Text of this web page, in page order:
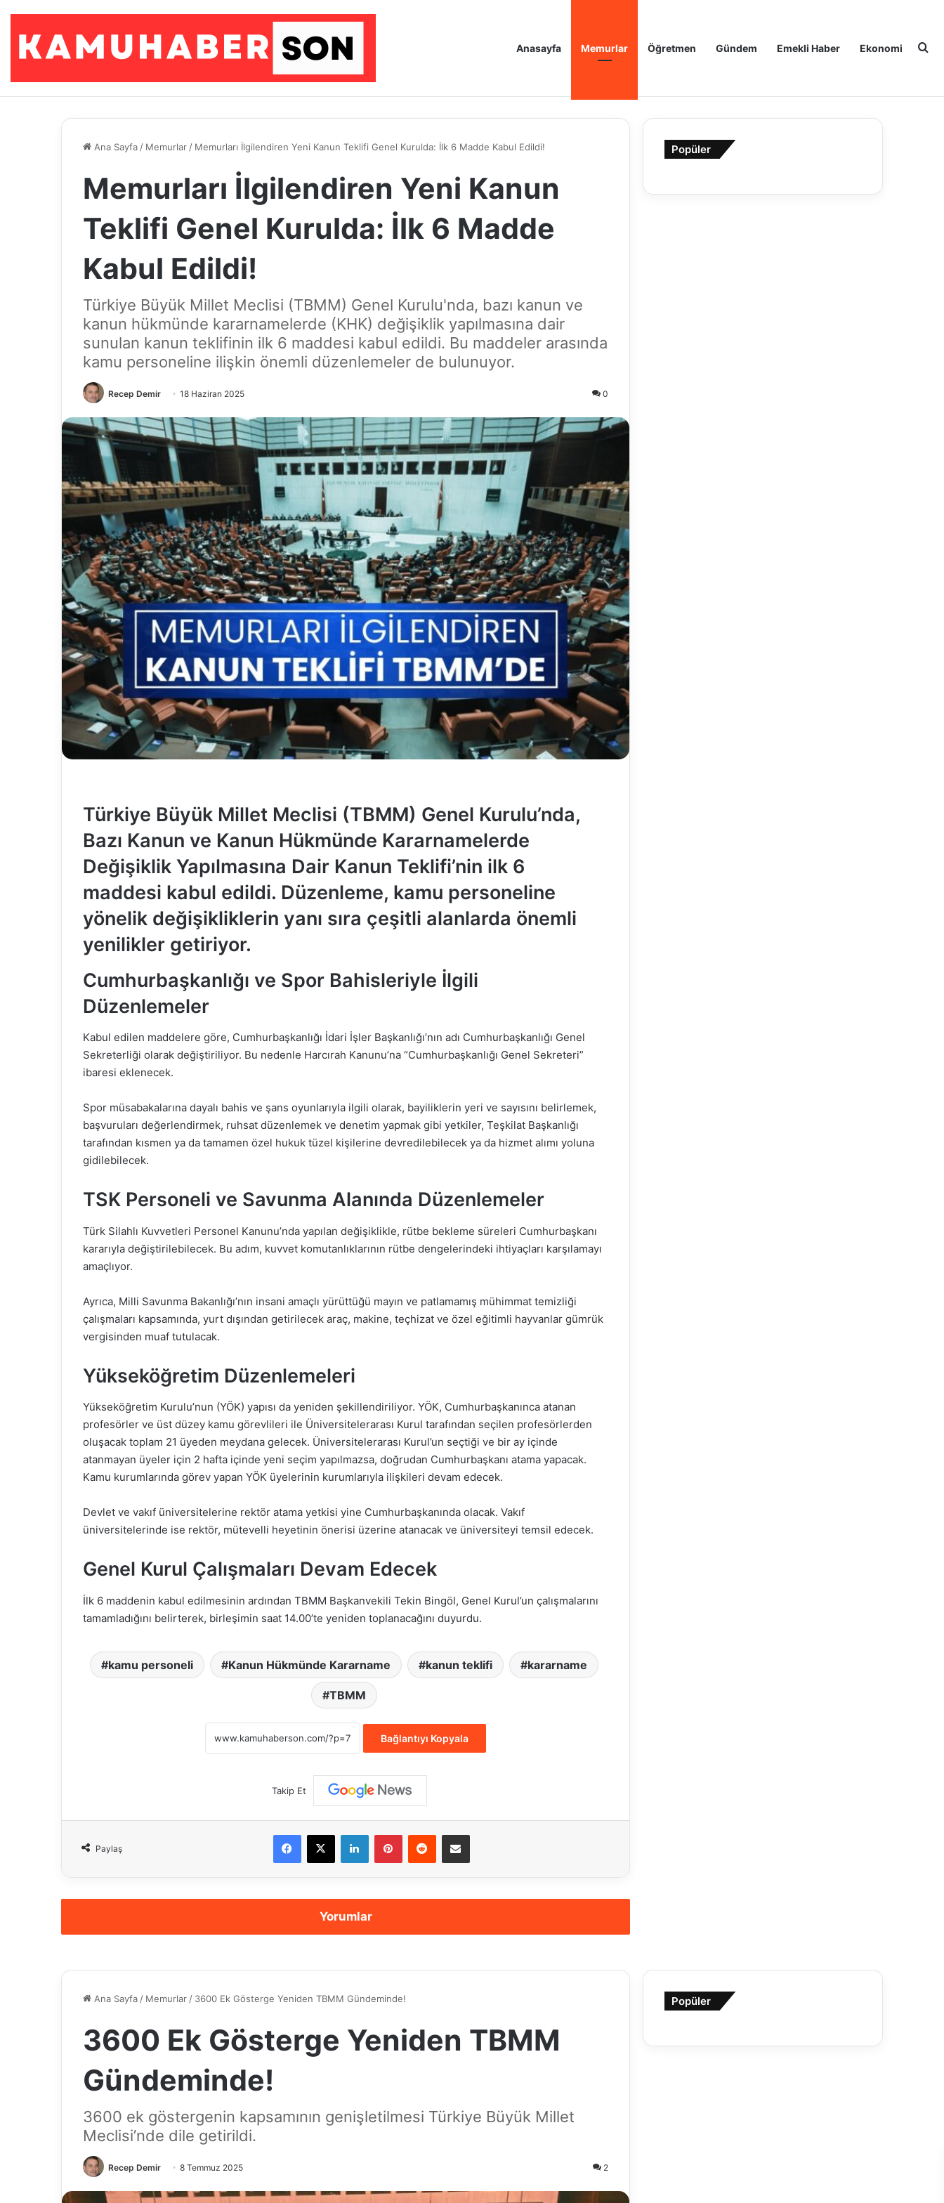
Anasayfa Memurlar Öğretmen Gündem Emekli Haber Ekonomi
Ana Sayfa / Memurlar / Memurları İlgilendiren Yeni Kanun Teklifi Genel Kurulda: İlk 6 Madde Kabul Edildi!
Memurları İlgilendiren Yeni Kanun
Teklifi Genel Kurulda: İlk 6 Madde
Kabul Edildi!
Türkiye Büyük Millet Meclisi (TBMM) Genel Kurulu'nda, bazı kanun ve
kanun hükmünde kararnamelerde (KHK) değişiklik yapılmasına dair
sunulan kanun teklifinin ilk 6 maddesi kabul edildi. Bu maddeler arasında
kamu personeline ilişkin önemli düzenlemeler de bulunuyor.
Recep Demir 18 Haziran 2025 0
Türkiye Büyük Millet Meclisi (TBMM) Genel Kurulu’nda,
Bazı Kanun ve Kanun Hükmünde Kararnamelerde
Değişiklik Yapılmasına Dair Kanun Teklifi’nin ilk 6
maddesi kabul edildi. Düzenleme, kamu personeline
yönelik değişikliklerin yanı sıra çeşitli alanlarda önemli
yenilikler getiriyor.
Cumhurbaşkanlığı ve Spor Bahisleriyle İlgili
Düzenlemeler
Kabul edilen maddelere göre, Cumhurbaşkanlığı İdari İşler Başkanlığı’nın adı Cumhurbaşkanlığı Genel
Sekreterliği olarak değiştiriliyor. Bu nedenle Harcırah Kanunu’na “Cumhurbaşkanlığı Genel Sekreteri”
ibaresi eklenecek.
Spor müsabakalarına dayalı bahis ve şans oyunlarıyla ilgili olarak, bayiliklerin yeri ve sayısını belirlemek,
başvuruları değerlendirmek, ruhsat düzenlemek ve denetim yapmak gibi yetkiler, Teşkilat Başkanlığı
tarafından kısmen ya da tamamen özel hukuk tüzel kişilerine devredilebilecek ya da hizmet alımı yoluna
gidilebilecek.
TSK Personeli ve Savunma Alanında Düzenlemeler
Türk Silahlı Kuvvetleri Personel Kanunu’nda yapılan değişiklikle, rütbe bekleme süreleri Cumhurbaşkanı
kararıyla değiştirilebilecek. Bu adım, kuvvet komutanlıklarının rütbe dengelerindeki ihtiyaçları karşılamayı
amaçlıyor.
Ayrıca, Milli Savunma Bakanlığı’nın insani amaçlı yürüttüğü mayın ve patlamamış mühimmat temizliği
çalışmaları kapsamında, yurt dışından getirilecek araç, makine, teçhizat ve özel eğitimli hayvanlar gümrük
vergisinden muaf tutulacak.
Yükseköğretim Düzenlemeleri
Yükseköğretim Kurulu’nun (YÖK) yapısı da yeniden şekillendiriliyor. YÖK, Cumhurbaşkanınca atanan
profesörler ve üst düzey kamu görevlileri ile Üniversitelerarası Kurul tarafından seçilen profesörlerden
oluşacak toplam 21 üyeden meydana gelecek. Üniversitelerarası Kurul’un seçtiği ve bir ay içinde
atanmayan üyeler için 2 hafta içinde yeni seçim yapılmazsa, doğrudan Cumhurbaşkanı atama yapacak.
Kamu kurumlarında görev yapan YÖK üyelerinin kurumlarıyla ilişkileri devam edecek.
Devlet ve vakıf üniversitelerine rektör atama yetkisi yine Cumhurbaşkanında olacak. Vakıf
üniversitelerinde ise rektör, mütevelli heyetinin önerisi üzerine atanacak ve üniversiteyi temsil edecek.
Genel Kurul Çalışmaları Devam Edecek
İlk 6 maddenin kabul edilmesinin ardından TBMM Başkanvekili Tekin Bingöl, Genel Kurul’un çalışmalarını
tamamladığını belirterek, birleşimin saat 14.00’te yeniden toplanacağını duyurdu.
kamu personeli Kanun Hükmünde Kararname kanun teklifi kararname
TBMM
Bağlantıyı Kopyala
Takip Et
Paylaş
Facebook
X LinkedInPinterestReddit E-Posta ile paylaş
Yorumlar
Popüler